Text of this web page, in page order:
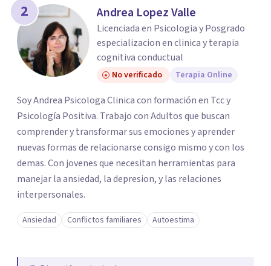
2 Andrea Lopez Valle
Licenciada en Psicologia y Posgrado
especializacion en clinica y terapia
cognitiva conductual
No verificado Terapia Online
Soy Andrea Psicologa Clinica con formación en Tcc y
Psicología Positiva. Trabajo con Adultos que buscan
comprender y transformar sus emociones y aprender
nuevas formas de relacionarse consigo mismo y con los
demas. Con jovenes que necesitan herramientas para
manejar la ansiedad, la depresion, y las relaciones
interpersonales.
Ansiedad Conflictos familiares Autoestima